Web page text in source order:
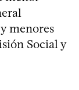
menores
Social y